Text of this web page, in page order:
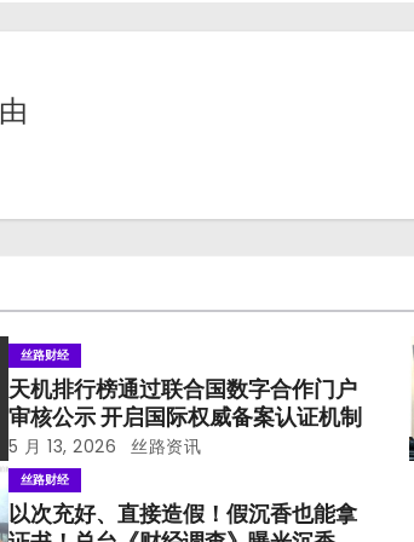
由
丝路财经
天机排行榜通过联合国数字合作门户
审核公示 开启国际权威备案认证机制
5 月 13, 2026 丝路资讯
丝路财经
以次充好、直接造假！假沉香也能拿